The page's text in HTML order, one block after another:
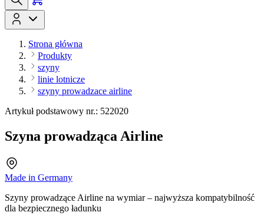
Strona główna
Produkty
szyny
linie lotnicze
szyny prowadzace airline
Artykuł podstawowy nr.: 522020
Szyna prowadząca Airline
Made in Germany
Szyny prowadzące Airline na wymiar – najwyższa kompatybilność
dla bezpiecznego ładunku